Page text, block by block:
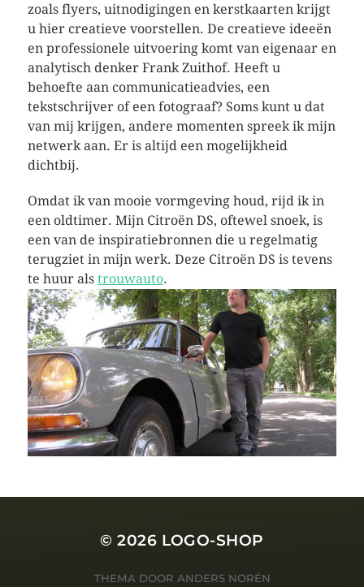
zoals flyers, uitnodigingen en kerstkaarten krijgt
u hier creatieve voorstellen. De creatieve ideeën
en professionele uitvoering komt van eigenaar en
analytisch denker Frank Zuithof. Heeft u
behoefte aan communicatieadvies, een
tekstschrijver of een fotograaf? Soms kunt u dat
van mij krijgen, andere momenten spreek ik mijn
netwerk aan. Er is altijd een mogelijkheid
dichtbij.
Omdat ik van mooie vormgeving houd, rijd ik in
een oldtimer. Mijn Citroën DS, oftewel snoek, is
een van de inspiratiebronnen die u regelmatig
terugziet in mijn werk. Deze Citroën DS is tevens
te huur als trouwauto.
© 2026 LOGO-SHOP
THEMA DOOR ANDERS NORÉN